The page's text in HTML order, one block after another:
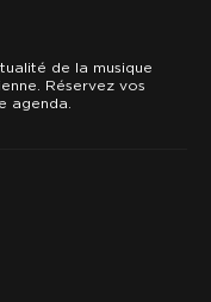
de la musique
Réservez vos
agenda.